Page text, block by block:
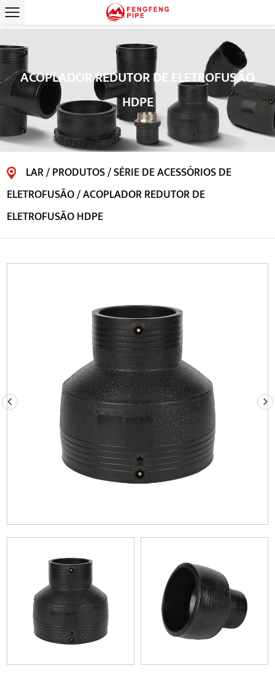
ACOPLADOR REDUTOR DE ELETROFUSÃO
HDPE
LAR/PRODUTOS/SÉRIE DE ACESSÓRIOS DE
ELETROFUSÃO/ACOPLADOR REDUTOR DE
ELETROFUSÃO HDPE